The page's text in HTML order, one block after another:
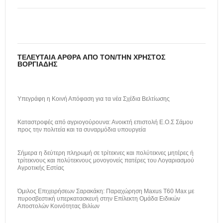
ΤΕΛΕΥΤΑΊΑ ΆΡΘΡΑ ΑΠΌ ΤΟΝ/ΤΗΝ ΧΡΉΣΤΟΣ
ΒΟΡΓΙΆΔΗΣ
Υπεγράφη η Κοινή Απόφαση για τα νέα Σχέδια Βελτίωσης
Καταστροφές από αγριογούρουνα: Ανοικτή επιστολή Ε.Ο.Σ Σάμου
προς την πολιτεία και τα συναρμόδια υπουργεία
Σήμερα η δεύτερη πληρωμή σε τρίτεκνες και πολύτεκνες μητέρες ή
τρίτεκνους και πολύτεκνους μονογονείς πατέρες του Λογαριασμού
Αγροτικής Εστίας
Όμιλος Επιχειρήσεων Σαρακάκη: Παραχώρηση Maxus T60 Max με
πυροσβεστική υπερκατασκευή στην Επίλεκτη Ομάδα Ειδικών
Αποστολών Κοινότητας Βιλίων